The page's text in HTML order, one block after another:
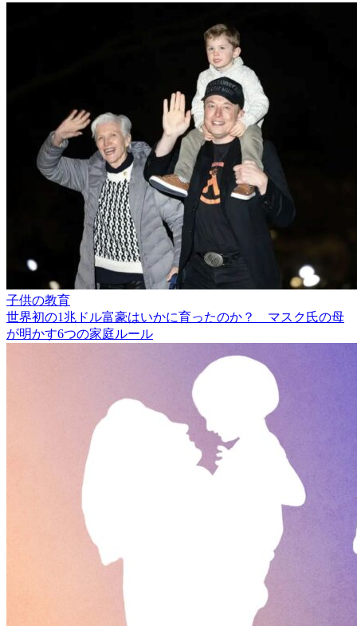
子供の教育
世界初の1兆ドル富豪はいかに育ったのか？ マスク氏の母
が明かす6つの家庭ルール